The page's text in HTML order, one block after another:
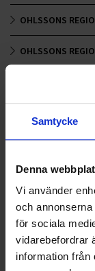
Samtycke
Denna
Vi använder
och
för sociala
vidarebefordrar
information från
OHLSSONS
OHLSSONS
RENHÅLLNING
SAMARBETEN
SOCIALT ANSVAR
VELLINGE